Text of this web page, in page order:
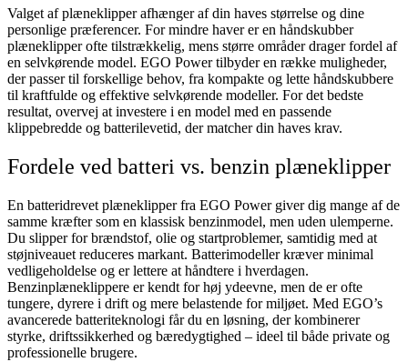
Valget af plæneklipper afhænger af din haves størrelse og dine
personlige præferencer. For mindre haver er en håndskubber
plæneklipper ofte tilstrækkelig, mens større områder drager fordel af
en selvkørende model. EGO Power tilbyder en række muligheder,
der passer til forskellige behov, fra kompakte og lette håndskubbere
til kraftfulde og effektive selvkørende modeller. For det bedste
resultat, overvej at investere i en model med en passende
klippebredde og batterilevetid, der matcher din haves krav.
Fordele ved batteri vs. benzin plæneklipper
En batteridrevet plæneklipper fra EGO Power giver dig mange af de
samme kræfter som en klassisk benzinmodel, men uden ulemperne.
Du slipper for brændstof, olie og startproblemer, samtidig med at
støjniveauet reduceres markant. Batterimodeller kræver minimal
vedligeholdelse og er lettere at håndtere i hverdagen.
Benzinplæneklippere er kendt for høj ydeevne, men de er ofte
tungere, dyrere i drift og mere belastende for miljøet. Med EGO’s
avancerede batteriteknologi får du en løsning, der kombinerer
styrke, driftssikkerhed og bæredygtighed – ideel til både private og
professionelle brugere.